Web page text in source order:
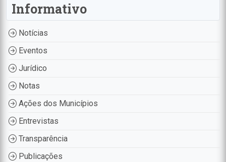
Informativo
Notícias
Eventos
Jurídico
Notas
Ações dos Municípios
Entrevistas
Transparência
Publicações